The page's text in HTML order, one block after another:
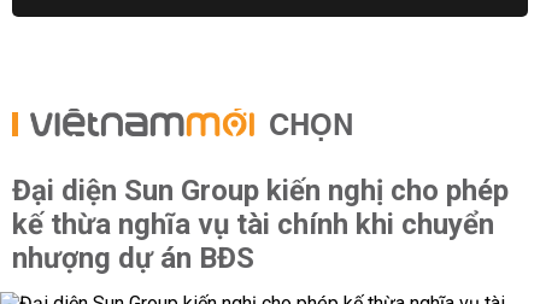
CHỌN
Đại diện Sun Group kiến nghị cho phép
kế thừa nghĩa vụ tài chính khi chuyển
nhượng dự án BĐS